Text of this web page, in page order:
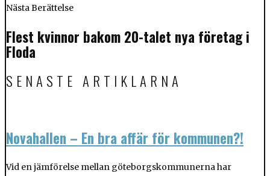
Nästa Berättelse
Flest kvinnor bakom 20-talet nya företag i
Floda
SENASTE ARTIKLARNA
Novahallen – En bra affär för kommunen?!
Vid en jämförelse mellan göteborgskommunerna har